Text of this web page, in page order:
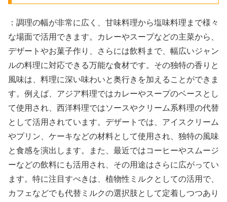
：調理の幅が非常に広く、甘味料理から塩味料理まで様々
な場面で活用できます。カレーやスープなどの主菜から、
デザートやお菓子作り、さらには飲料まで、幅広いジャン
ルの料理に対応できる万能な食材です。その独特の香りと
風味は、料理に深い味わいと奥行きを加えることができま
す。例えば、アジア料理ではカレーやスープのベースとし
て使用され、西洋料理ではソースやクリーム系料理の代替
として活用されています。デザートでは、アイスクリーム
やプリン、ケーキなどの材料として使用され、独特の風味
と食感を演出します。また、最近ではコーヒーやスムージ
ーなどの飲料にも活用され、その用途はさらに広がってい
ます。特に注目すべきは、植物性ミルクとしての活用で、
カフェなどでも代替ミルクの選択肢として定着しつつあり